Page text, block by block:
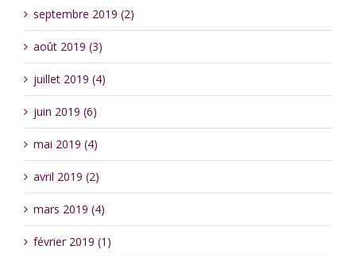
septembre 2019 (2)
août 2019 (3)
juillet 2019 (4)
juin 2019 (6)
mai 2019 (4)
avril 2019 (2)
mars 2019 (4)
février 2019 (1)